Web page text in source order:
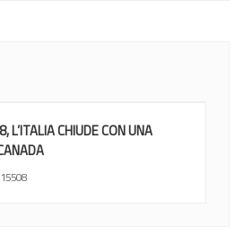
L’ITALIA CHIUDE CON UNA
15508